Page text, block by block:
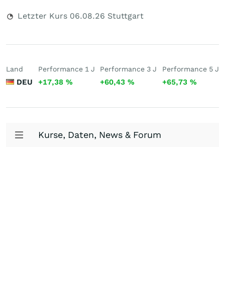
Letzter Kurs 06.08.26 Stuttgart
Land
DEU
Performance 1 J
+17,38 %
Performance 3 J
+60,43%
Performance 5 J
+65,73 %
Kurse, Daten, News & Forum